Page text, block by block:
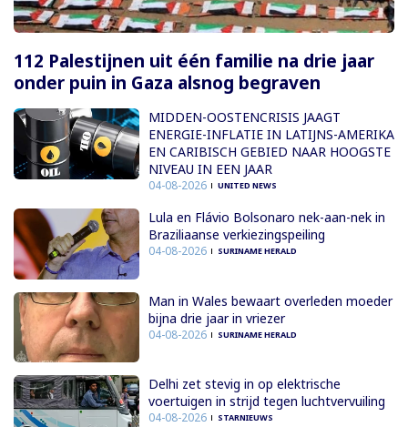
112 Palestijnen uit één familie na drie jaar
onder puin in Gaza alsnog begraven
MIDDEN-OOSTENCRISIS JAAGT
ENERGIE-INFLATIE IN LATIJNS-AMERIKA
EN CARIBISCH GEBIED NAAR HOOGSTE
NIVEAU IN EEN JAAR
04-08-2026 UNITED NEWS
Lula en Flávio Bolsonaro nek-aan-nek in
Braziliaanse verkiezingspeiling
04-08-2026 SURINAME HERALD
Man in Wales bewaart overleden moeder
bijna drie jaar in vriezer
04-08-2026 SURINAME HERALD
Delhi zet stevig in op elektrische
voertuigen in strijd tegen luchtvervuiling
04-08-2026 STARNIEUWS